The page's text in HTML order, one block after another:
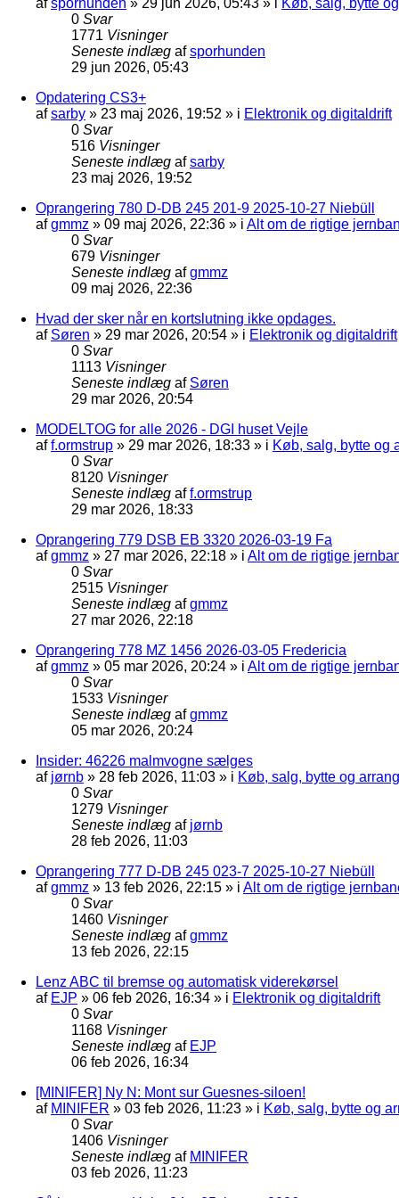
0 Svar
1771 Visninger
Seneste indlæg afsporhunden
29 jun 2026, 05:43
Opdatering CS3+
afsarby » 23 maj 2026, 19:52 » i Elektronik og digitaldrift
0 Svar
516 Visninger
Seneste indlæg afsarby
23 maj 2026, 19:52
Oprangering 780 D-DB 245 201-9 2025-10-27 Niebüll
afgmmz » 09 maj 2026, 22:36 » i Alt om de rigtige
0 Svar
679 Visninger
Seneste indlæg afgmmz
09 maj 2026, 22:36
Hvad der sker når en kortslutning ikke opdages.
af Søren » 29 mar 2026, 20:54 » i Elektronik og digitaldrift
0 Svar
1113 Visninger
Seneste indlæg af Søren
29 mar 2026, 20:54
MODELTOG for alle 2026 - DGI huset Vejle
aff.ormstrup » 29 mar 2026, 18:33 » i Køb, salg, bytte og
0 Svar
8120 Visninger
Seneste indlæg aff.ormstrup
29 mar 2026, 18:33
Oprangering 779 DSB EB 3320 2026-03-19 Fa
afgmmz » 27 mar 2026, 22:18 » i Alt om de rigtige
0 Svar
2515 Visninger
Seneste indlæg afgmmz
27 mar 2026, 22:18
Oprangering 778 MZ 1456 2026-03-05 Fredericia
afgmmz » 05 mar 2026, 20:24 » i Alt om de rigtige
0 Svar
1533 Visninger
Seneste indlæg afgmmz
05 mar 2026, 20:24
Insider: 46226 malmvogne sælges
af jørnb » 28 feb 2026, 11:03 » i Køb, salg, bytte og
0 Svar
1279 Visninger
Seneste indlæg af jørnb
28 feb 2026, 11:03
Oprangering 777 D-DB 245 023-7 2025-10-27 Niebüll
afgmmz » 13 feb 2026, 22:15 » i Alt om de rigtige
0 Svar
1460 Visninger
Seneste indlæg afgmmz
13 feb 2026, 22:15
Lenz ABC til bremse og automatisk viderekørsel
af EJP » 06 feb 2026, 16:34 » i Elektronik og digitaldrift
0 Svar
1168 Visninger
Seneste indlæg af EJP
06 feb 2026, 16:34
[MINIFER] Ny N: Mont sur Guesnes-siloen!
af MINIFER » 03 feb 2026, 11:23 » i Køb, salg, bytte og
0 Svar
1406 Visninger
Seneste indlæg af MINIFER
03 feb 2026, 11:23